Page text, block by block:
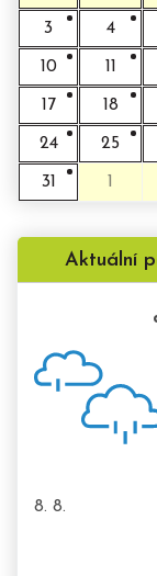
3 4
10 11
17 18
24 25
31
Aktuální
8. 8.